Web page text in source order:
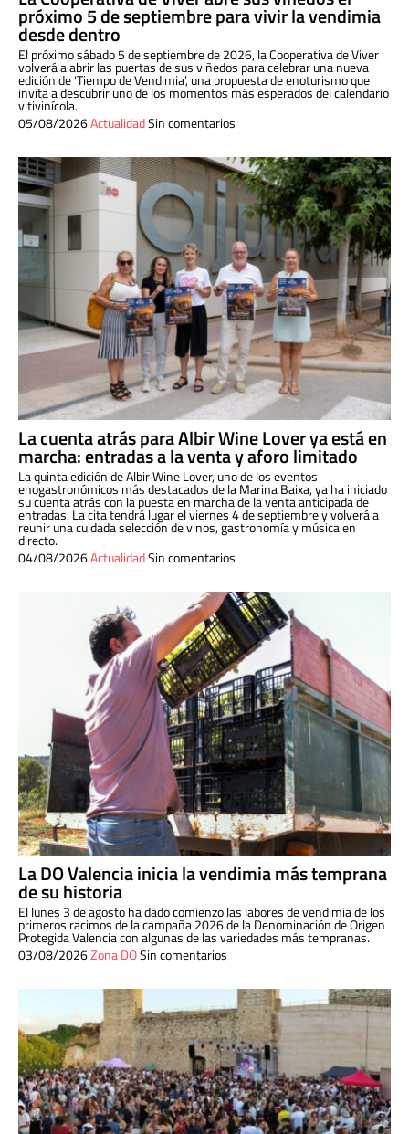
próximo 5 de septiembre para vivir la vendimia
desde dentro
El próximo sábado 5 de septiembre de 2026, la Cooperativa de Viver
volverá a abrir las puertas de sus viñedos para celebrar una nueva
edición de ‘Tiempo de Vendimia’, una propuesta de enoturismo que
invita a descubrir uno de los momentos más esperados del calendario
vitivinícola.
05/08/2026ActualidadSin comentarios
La cuenta atrás para Albir Wine Lover ya está en
marcha: entradas a la venta y aforo limitado
La quinta edición de Albir Wine Lover, uno de los eventos
enogastronómicos más destacados de la Marina Baixa, ya ha iniciado
su cuenta atrás con la puesta en marcha de la venta anticipada de
entradas. La cita tendrá lugar el viernes 4 de septiembre y volverá a
reunir una cuidada selección de vinos, gastronomía y música en
directo.
04/08/2026ActualidadSin comentarios
La DO Valencia inicia la vendimia más temprana
de su historia
El lunes 3 de agosto ha dado comienzo las labores de vendimia de los
primeros racimos de la campaña 2026 de la Denominación de Origen
Protegida Valencia con algunas de las variedades más tempranas.
03/08/2026Zona DOSin comentarios